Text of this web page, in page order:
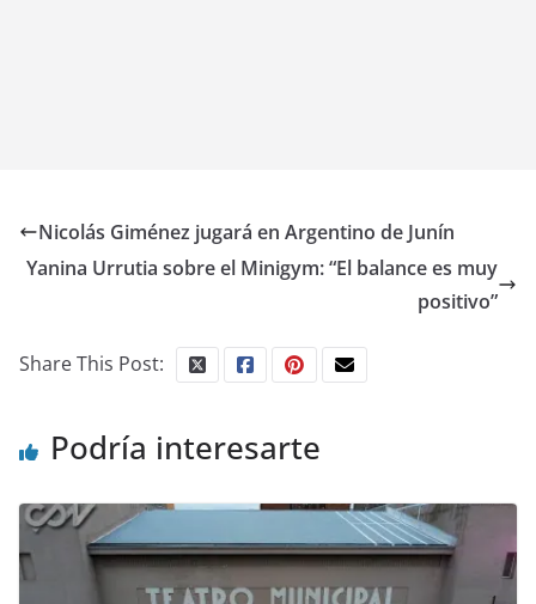
Nicolás Giménez jugará en Argentino de Junín
Yanina Urrutia sobre el Minigym: “El balance es muy
positivo”
Share This Post:
Podría interesarte